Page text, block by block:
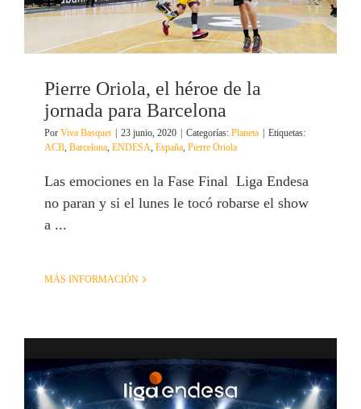
Pierre Oriola, el héroe de la
jornada para Barcelona
Por Viva Basquet | 23 junio, 2020 | Categorías: Planeta | Etiquetas:
ACB Barcelona ENDESA España Pierre Oriola
Las emociones en la Fase Final Liga Endesa
no paran y si el lunes le tocó robarse el show
a ...
MÁS INFORMACIÓN